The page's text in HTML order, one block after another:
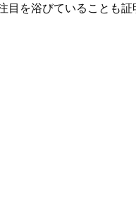
目を浴びていることも証